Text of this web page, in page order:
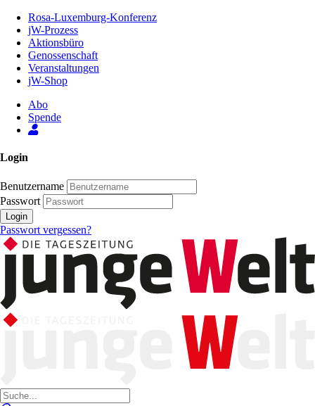
Inhalt
Seite
Rosa-Luxemburg-Konferenz
jW-Prozess
Aktionsbüro
Genossenschaft
Veranstaltungen
jW-Shop
Abo
Spende
Login
Benutzername
Passwort
Login
Passwort vergessen?